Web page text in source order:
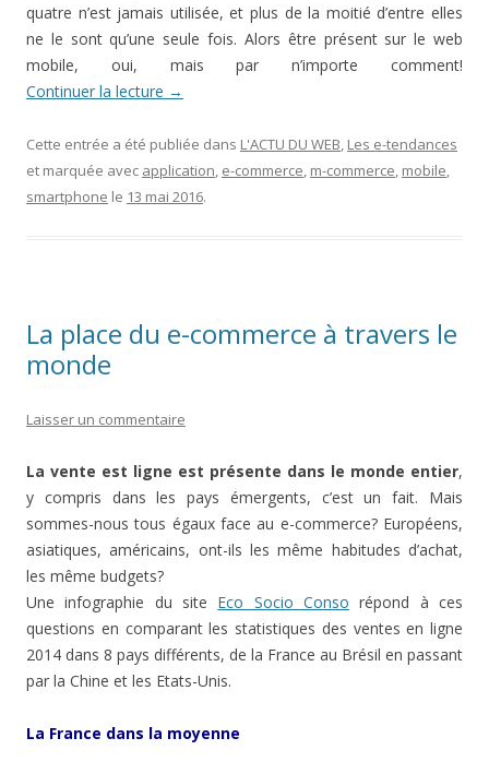
quatre n’est jamais utilisée, et plus de la moitié d’entre elles
ne le sont qu’une seule fois. Alors être présent sur le web
mobile, oui, mais par n’importe comment!
Continuer la lecture →
Cette entrée a été publiée dans L'ACTU DU WEB, Les e-tendances
et marquée avec application, e-commerce, m-commerce, mobile,
smartphone le 13 mai 2016.
La place du e-commerce à travers le
monde
Laisser un commentaire
La vente est ligne est présente dans le monde entier,
y compris dans les pays émergents, c’est un fait. Mais
sommes-nous tous égaux face au e-commerce? Européens,
asiatiques, américains, ont-ils les même habitudes d’achat,
les même budgets?
Une infographie du site Eco Socio Conso répond à ces
questions en comparant les statistiques des ventes en ligne
2014 dans 8 pays différents, de la France au Brésil en passant
par la Chine et les Etats-Unis.
La France dans la moyenne